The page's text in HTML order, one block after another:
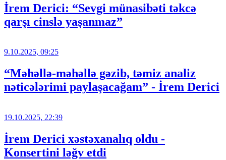
İrem Derici: “Sevgi münasibəti təkcə
qarşı cinslə yaşanmaz”
9.10.2025, 09:25
“Məhəllə-məhəllə gəzib, təmiz analiz
nəticələrimi paylaşacağam” - İrem Derici
19.10.2025, 22:39
İrem Derici xəstəxanalıq oldu -
Konsertini ləğv etdi